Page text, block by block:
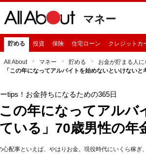
マネー
貯める 投資 保険 住宅ローン クレジットカ
All About マネー 貯める お金が貯まる人
「この年になってアルバイトを始めないといけない
tips！お金持ちになるための365日
この年になってアル
いる」70歳男性の年
心配事といえば、やはりお金。現役時代にいくら稼